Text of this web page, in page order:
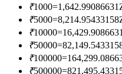
₹1000=1,642.99086631
₹5000=8,214.95433158
₹10000=
₹50000=
₹100000=
₹500000=